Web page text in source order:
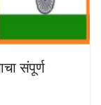
संपूर्ण